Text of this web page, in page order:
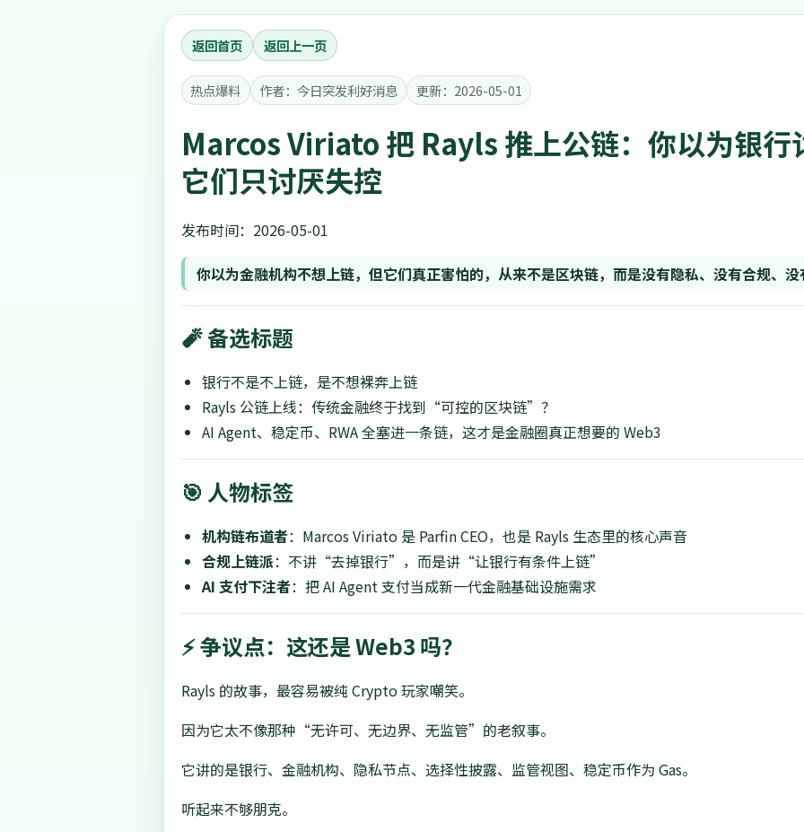
返回首页 返回上一页
热点爆料 作者：今日突发利好消息 更新：2026-05-01
Marcos Viriato 把 Rayls 推上公链：你以为银行
它们只讨厌失控
发布时间：2026-05-01
你以为金融机构不想上链，但它们真正害怕的，从来不是区块链，而是没有隐私、没有合规、
🧨 备选标题
银行不是不上链，是不想裸奔上链
Rayls 公链上线：传统金融终于找到“可控的区块链”？
AI Agent、稳定币、RWA 全塞进一条链，这才是金融圈真正想要的 Web3
🎯 人物标签
机构链布道者：Marcos Viriato 是 Parfin CEO，也是 Rayls 生态里的核心声音
合规上链派：不讲“去掉银行”，而是讲“让银行有条件上链”
AI 支付下注者：把 AI Agent 支付当成新一代金融基础设施需求
⚡ 争议点：这还是 Web3 吗？
Rayls 的故事，最容易被纯 Crypto 玩家嘲笑。
因为它太不像那种“无许可、无边界、无监管”的老叙事。
它讲的是银行、金融机构、隐私节点、选择性披露、监管视图、稳定币作为 Gas。
听起来不够朋克。